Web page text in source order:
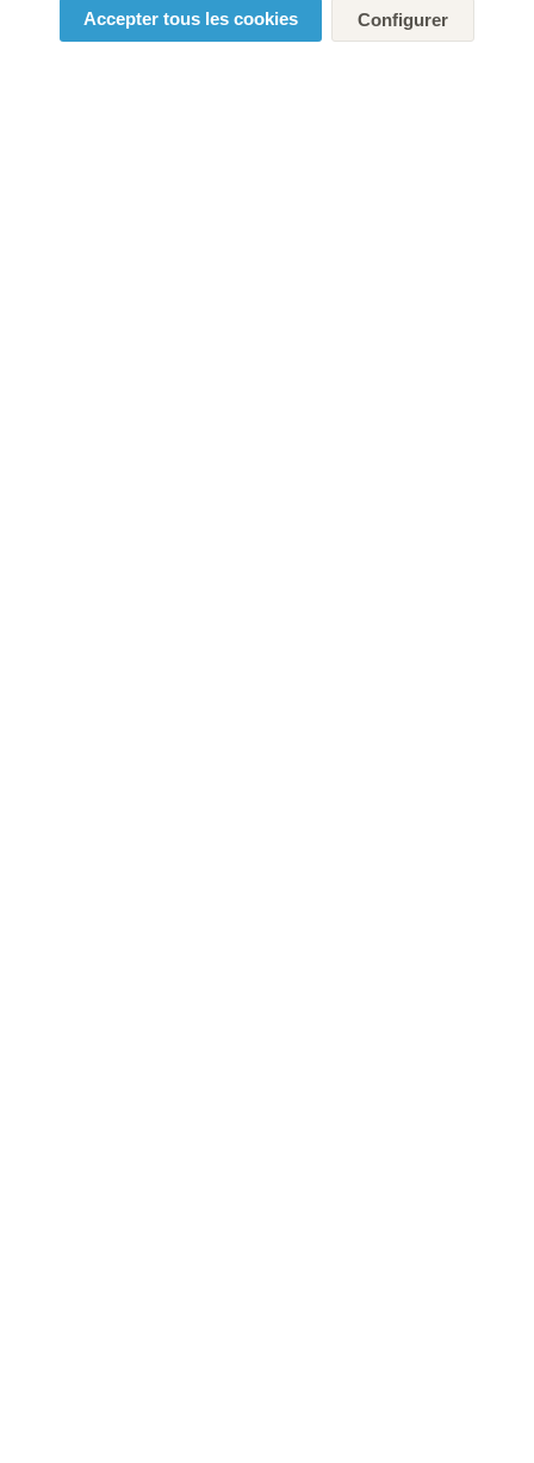
Accepter tous les cookies Configurer